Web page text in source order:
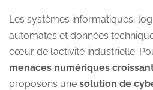
Les systèmes informatiques,
automates et données
cœur de l’activité industrielle.
menaces numériques
proposons une solution de